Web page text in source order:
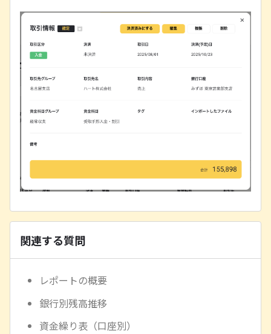
関連する質問
レポートの概要
銀行別残高推移
資金繰り表（口座別）